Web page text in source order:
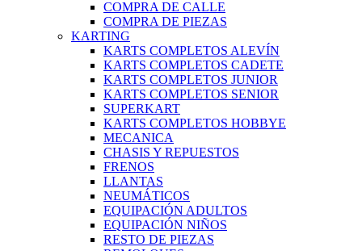
COMPRA DE CALLE
COMPRA DE PIEZAS
KARTING
KARTS COMPLETOS ALEVÍN
KARTS COMPLETOS CADETE
KARTS COMPLETOS JUNIOR
KARTS COMPLETOS SENIOR
SUPERKART
KARTS COMPLETOS HOBBYE
MECANICA
CHASIS Y REPUESTOS
FRENOS
LLANTAS
NEUMÁTICOS
EQUIPACIÓN ADULTOS
EQUIPACIÓN NIÑOS
RESTO DE PIEZAS